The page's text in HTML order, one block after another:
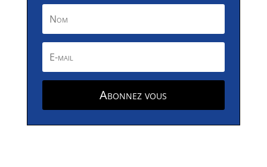
Abonnez vous